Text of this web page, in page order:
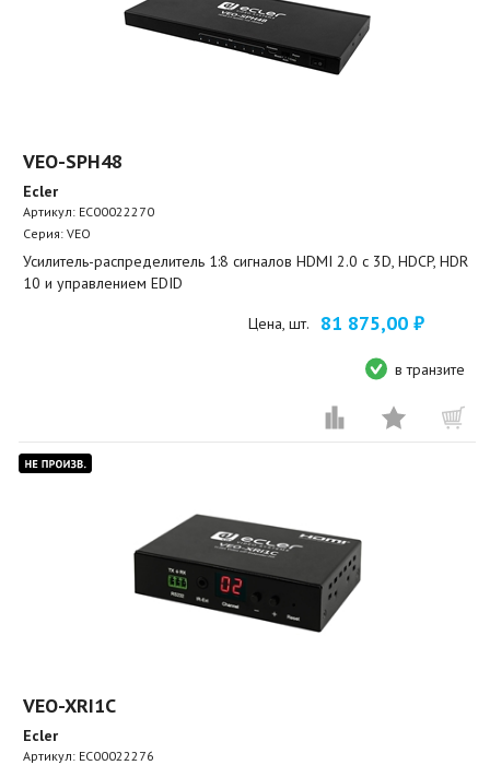
VEO-SPH48
Ecler
Артикул: EC00022270
Серия: VEO
Усилитель-распределитель 1:8 сигналов HDMI 2.0 с 3D, HDCP, HDR
10 и управлением EDID
Цена, шт. 81 875,00 ₽
в транзите
VEO-XRI1C
Ecler
Артикул: EC00022276